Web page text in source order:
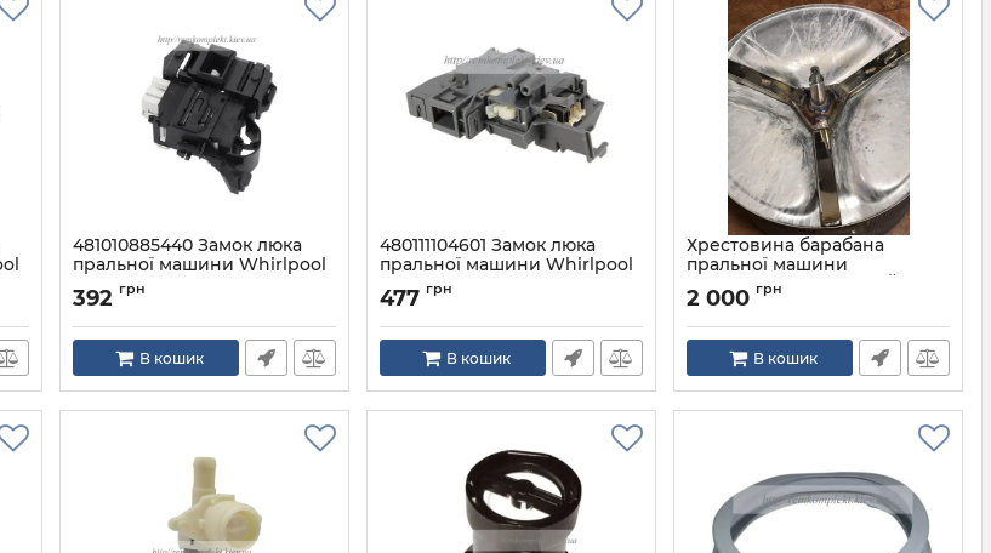
481010885440 Замок люка
пральної машини Whirlpool
Артикул: 481010885440
392 грн
В кошик
480111104601 Замок люка
пральної машини Whirlpool
Артикул: 480111104601
477 грн
В кошик
Хрестовина барабана
пральної машини
WHIRLPOOL НЕРЖАВІЙКА
2 000 грн
В кошик